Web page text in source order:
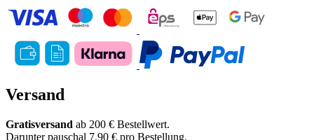
Versand
Gratisversand ab 200 € Bestellwert.
Darunter pauschal 7,90 € pro Bestellung.